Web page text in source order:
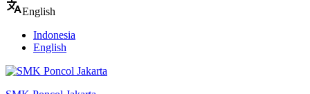
English
Indonesia
English